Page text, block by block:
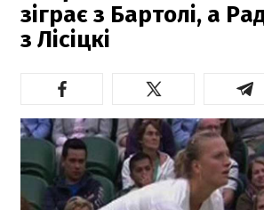
зіграє з Бартолі, а
з Лісіцкі